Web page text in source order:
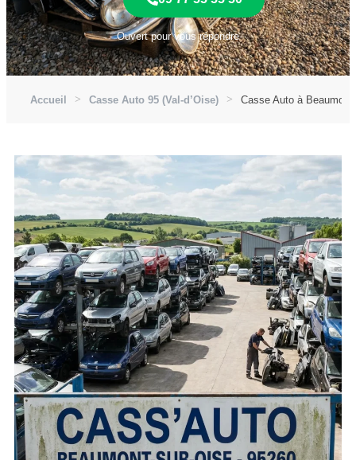
Ouvert pour vous répondre
Accueil Casse Auto 95 (Val-d’Oise) Casse Auto à